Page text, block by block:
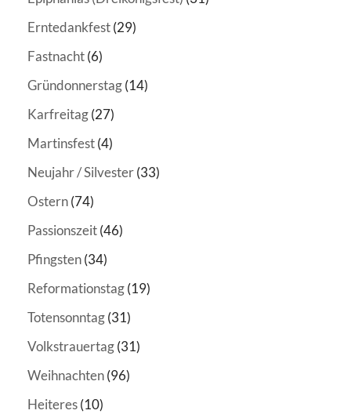
Erntedankfest(29)
Fastnacht(6)
Gründonnerstag(14)
Karfreitag(27)
Martinsfest(4)
Neujahr / Silvester(33)
Ostern(74)
Passionszeit(46)
Pfingsten(34)
Reformationstag(19)
Totensonntag(31)
Volkstrauertag(31)
Weihnachten(96)
Heiteres(10)